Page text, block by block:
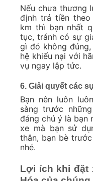
Nếu chưa thương
định trả tiền
km thì bạn nhất
tục, tránh có sự
gì đó không
hệ khiếu nại với
vụ ngay lập tức.
6. Giải quyết các
Bạn nên luôn
sàng trước
đáng chú ý là bạn
xe mà bạn sử
thân, bạn bè
nhé.
Lợi ích khi đặt